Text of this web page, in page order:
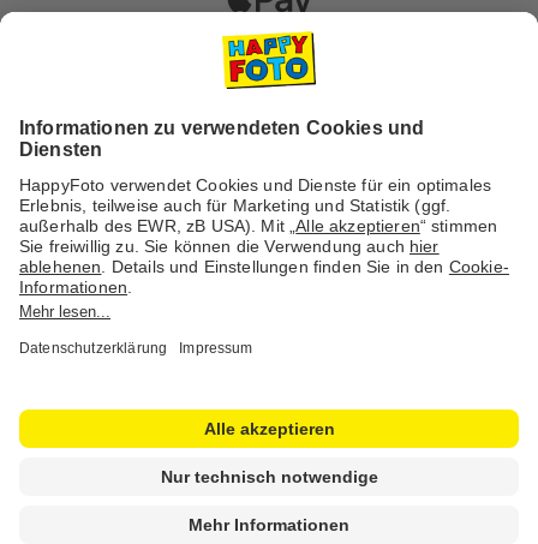
Versanddienstleister